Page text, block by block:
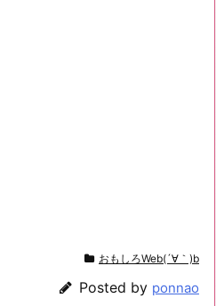
おもしろWeb(´∀｀)b
Posted by ponnao